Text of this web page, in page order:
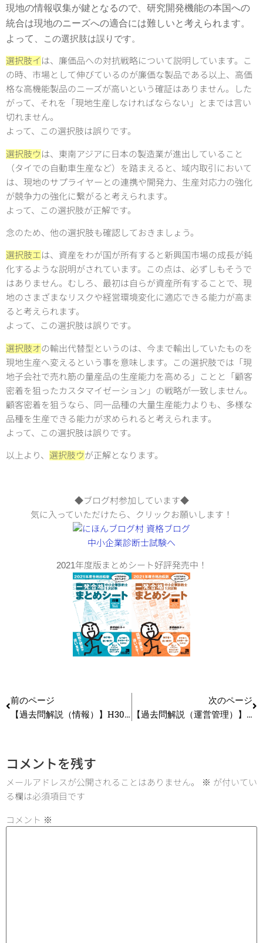
現地の情報収集が鍵となるので、研究開発機能の本国への
統合は現地のニーズへの適合には難しいと考えられます。
よって、
この選択肢は誤りです。
選択肢イ は、廉価品への対抗戦略について説明しています。こ
の時、市場として伸びているのが廉価な製品である以上、高価
格な高機能製品のニーズが高いという確証はありません。した
がって、それを「現地生産しなければならない」とまでは言い
切れません。
よって、この選択肢は誤りです。
選択肢ウ は、東南アジアに日本の製造業が進出していること
（タイでの自動車生産など）を踏まえると、域内取引において
は、現地のサプライヤーとの連携や開発力、生産対応力の強化
が競争力の強化に繋がると考えられます。
よって、この選択肢が正解です。
念のため、他の選択肢も確認しておきましょう。
選択肢エは、資産をわが国が所有すると新興国市場の成長が鈍
化するような説明がされています。この点は、必ずしもそうで
はありません。むしろ、最初は自らが資産所有することで、現
地のさまざまなリスクや経営環境変化に適応できる能力が高ま
ると考えられます。
よって、この選択肢は誤りです。
選択肢オの輸出代替型というのは、今まで輸出していたものを
現地生産へ変えるという事を意味します。この選択肢では「現
地子会社で売れ筋の量産品の生産能力を高める」ことと「顧客
密着を狙ったカスタマイゼーション」の戦略が一致しません。
顧客密着を狙うなら、同一品種の大量生産能力よりも、多様な
品種を生産できる能力が求められると考えられます。
よって、この選択肢は誤りです。
以上より、 選択肢ウが正解となります。
◆ブログ村参加しています◆
気に入っていただけたら、クリックお願いします！
2021年度版まとめシート好評発売中！
前のページ
【過去問解説（情報）】H30 第19問 経営情報管理
次のページ
【過去問解説（運営管理）】R2 第35問 販売計画
コメントを残す
メールアドレスが公開されることはありません。 ※ が付いてい
る欄は必須項目です
コメント ※